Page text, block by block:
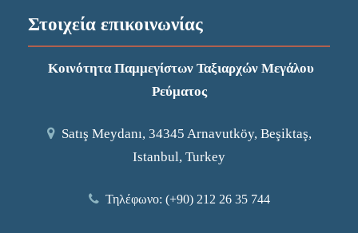
Στοιχεία επικοινωνίας
Κοινότητα Παμμεγίστων Ταξιαρχών Μεγάλου
Ρεύματος
Satış Meydanı, 34345 Arnavutköy, Beşiktaş,
Istanbul, Turkey
Τηλέφωνο: (+90) 212 26 35 744